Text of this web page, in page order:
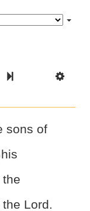
Chapter
Chapter
Next Book
sons of
the
the Lord.